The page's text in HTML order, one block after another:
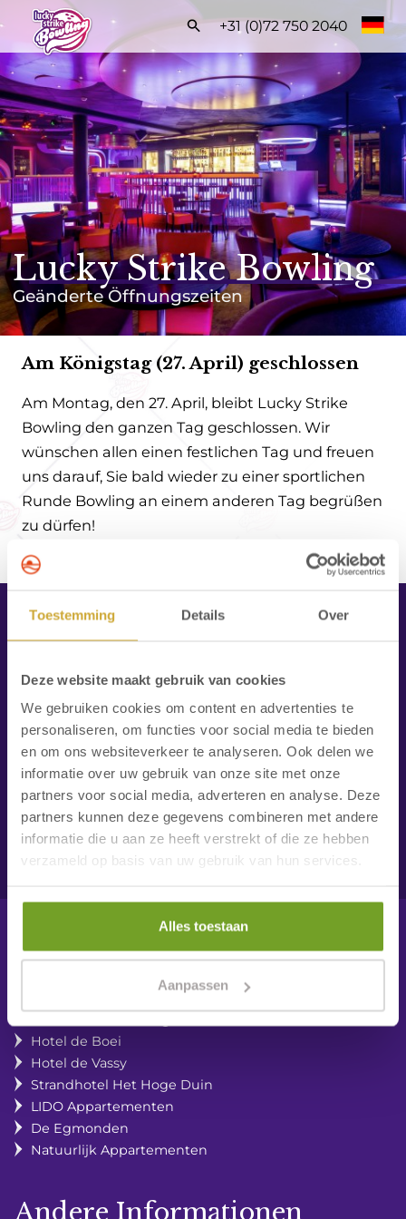
Toestemming Details Over
Deze website maakt gebruik van cookies
We gebruiken cookies om content en advertenties te
personaliseren, om functies voor social media te bieden
en om ons websiteverkeer te analyseren. Ook delen we
informatie over uw gebruik van onze site met onze
partners voor social media, adverteren en analyse. Deze
partners kunnen deze gegevens combineren met andere
informatie die u aan ze heeft verstrekt of die ze hebben
verzameld op basis van uw gebruik van hun services.
Alles toestaan
Aanpassen
Frontend
search:
+31 (0)72 750 2040
Start
Öffnungszeiten
Tarife
Arrangemente
BUCHEN
Häufig gestellte Fragen
Kontakt
Route
Lucky Strike Bowling
Geänderte Öffnungszeiten
Am Königstag (27. April) geschlossen
Am Montag, den 27. April, bleibt Lucky Strike
Bowling den ganzen Tag geschlossen. Wir
wünschen allen einen festlichen Tag und freuen
uns darauf, Sie bald wieder zu einer sportlichen
Runde Bowling an einem anderen Tag begrüßen
zu dürfen!
Lucky Strike Bowling
Zeeweg 52
1931 VL Egmond aan Zee
Die Niederlande
+31(0)72 750 2040
info@luckystrikebowling.nl
Urlaub am Meer
Hotel de Boei
Hotel de Vassy
Strandhotel Het Hoge Duin
LIDO Appartementen
De Egmonden
Natuurlijk Appartementen
Andere Informationen